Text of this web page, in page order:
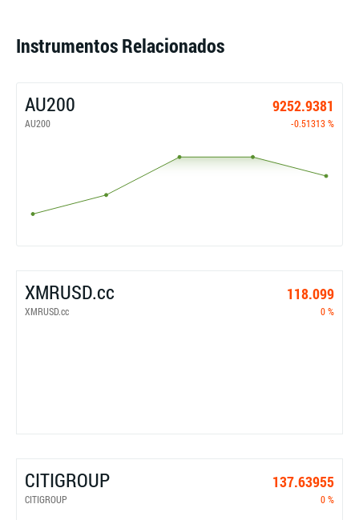
Instrumentos Relacionados
AU200 9252.9381
AU200 -0.51313 %
XMRUSD.cc 118.099
XMRUSD.cc 0 %
CITIGROUP 137.63955
CITIGROUP 0 %